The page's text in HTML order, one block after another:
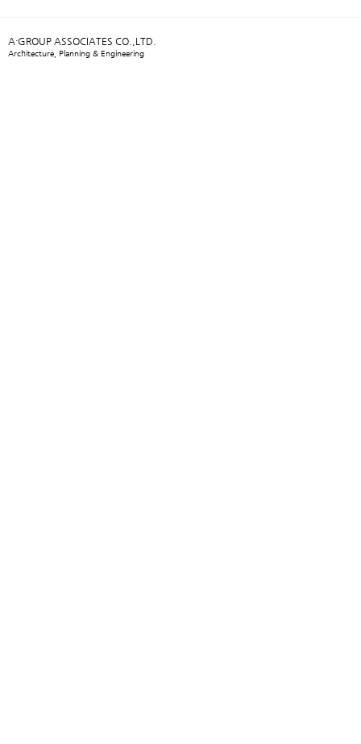
A·GROUP ASSOCIATES CO.,LTD.
Architecture, Planning & Engineering